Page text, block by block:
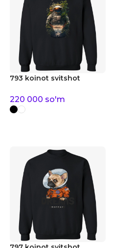
793 koinot svitshot
220 000 so'm